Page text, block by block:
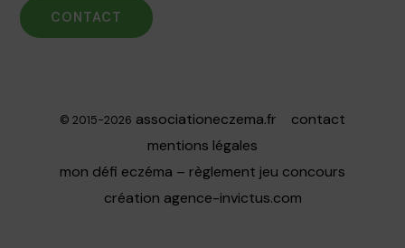
CONTACT
© 2015-2026 associationeczema.fr
contact
mentions légales
mon défi eczéma – règlement jeu concours
création agence-invictus.com